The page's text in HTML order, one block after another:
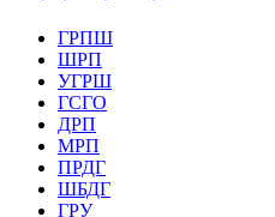
ГРПШ
ШРП
УГРШ
ГСГО
ДРП
МРП
ПРДГ
ШБДГ
ГРУ